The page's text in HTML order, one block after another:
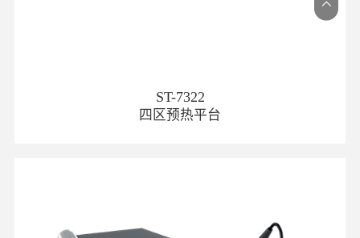
ST-7322
四区预热平台